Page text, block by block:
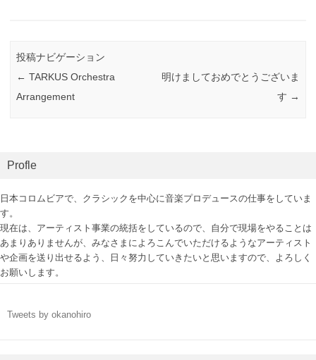
投稿ナビゲーション
← TARKUS Orchestra
Arrangement
明けましておめでとうございま
す →
Profle
日本コロムビアで、クラシックを中心に音楽プロデュースの仕事をしていま
す。
現在は、アーティスト事業の統括をしているので、自分で現場をやることは
あまりありませんが、みなさまによろこんでいただけるようなアーティスト
や企画を送り出せるよう、日々努力していきたいと思いますので、よろしく
お願いします。
Tweets by okanohiro